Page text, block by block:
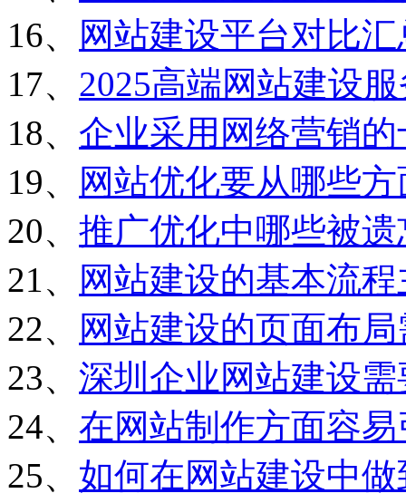
16、
网站建设平台对比汇
17、 2025高端网站建设
18、 企业采用网络营销
19、
网站优化要从哪些
20、 推广优化中哪些被
21、
网站建设的基本流
22、
网站建设的页面布
23、 深圳企业网站建设
24、 在网站制作方面容
25、 如何在网站建设中